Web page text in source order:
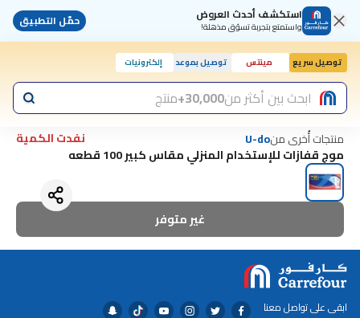
استكشف أحدث العروض
واستمتع بتجربة تسوّق مذهلة! حمّل التطبيق
توصيل سريع مينتس توصيل بموعد إلكترونيات
اليوم, 10:00 صابحث بين أكثر من30,000+ منتج
منتجات أُخرى منU-do
نفدت الكمية
موج قفازات للإستخدام المنزلي مقاس كبير 100 قطعه
غير متوفر
ابقى على تواصل معنا